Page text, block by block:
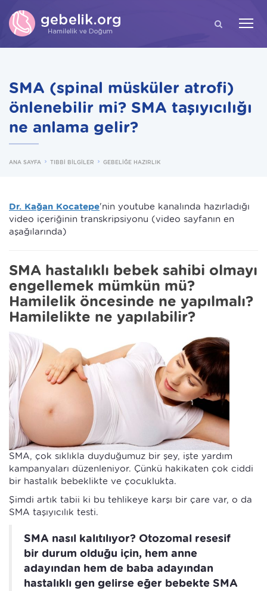
ARA
SMA (spinal müsküler atrofi)
önlenebilir mi? SMA taşıyıcılığı
ne anlama gelir?
ANA SAYFA TIBBİ BİLGİLER GEBELİĞE HAZIRLIK
Dr. Kağan Kocatepe'nin youtube kanalında hazırladığı
video içeriğinin transkripsiyonu (video sayfanın en
aşağılarında)
SMA hastalıklı bebek sahibi olmayı
engellemek mümkün mü?
Hamilelik öncesinde ne yapılmalı?
Hamilelikte ne yapılabilir?
SMA, çok sıklıkla duyduğumuz bir şey, işte yardım
kampanyaları düzenleniyor. Çünkü hakikaten çok ciddi
bir hastalık bebeklikte ve çocuklukta.
Şimdi artık tabii ki bu tehlikeye karşı bir çare var, o da
SMA taşıyıcılık testi.
SMA nasıl kalıtılıyor? Otozomal resesif
bir durum olduğu için, hem anne
adayından hem de baba adayından
hastalıklı gen gelirse eğer bebekte SMA